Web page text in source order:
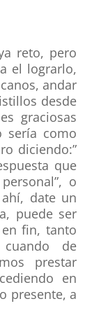
reto, pero
el lograrlo,
andar
desde
graciosas
sería como
diciendo:”
que
o
date un
puede ser
fin, tanto
de
prestar
en
presente, a